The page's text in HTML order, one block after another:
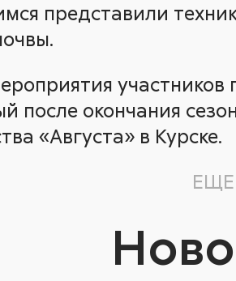
представили
после окончания
«Августа» в Курске.
ЕЩЕ